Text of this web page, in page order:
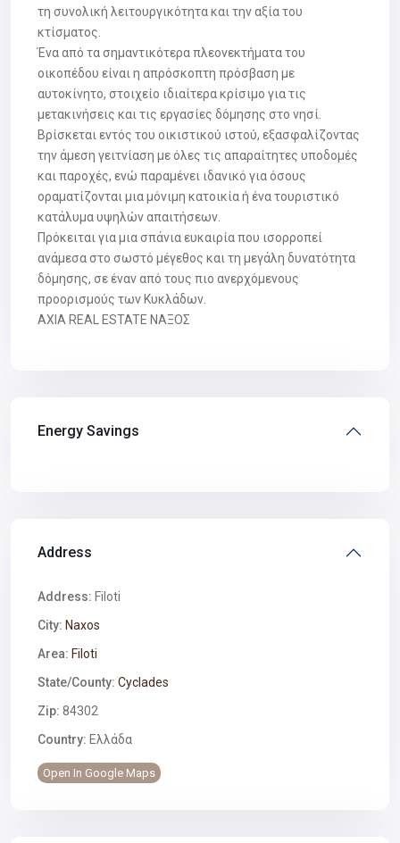
τη συνολική λειτουργικότητα και την αξία του
κτίσματος.
Ένα από τα σημαντικότερα πλεονεκτήματα του
οικοπέδου είναι η απρόσκοπτη πρόσβαση με
αυτοκίνητο, στοιχείο ιδιαίτερα κρίσιμο για τις
μετακινήσεις και τις εργασίες δόμησης στο νησί.
Βρίσκεται εντός του οικιστικού ιστού, εξασφαλίζοντας
την άμεση γειτνίαση με όλες τις απαραίτητες υποδομές
και παροχές, ενώ παραμένει ιδανικό για όσους
οραματίζονται μια μόνιμη κατοικία ή ένα τουριστικό
κατάλυμα υψηλών απαιτήσεων.
Πρόκειται για μια σπάνια ευκαιρία που ισορροπεί
ανάμεσα στο σωστό μέγεθος και τη μεγάλη δυνατότητα
δόμησης, σε έναν από τους πιο ανερχόμενους
προορισμούς των Κυκλάδων.
AXIA REAL ESTATE ΝΑΞΟΣ
Energy Savings
Address
Address: Filoti
City: Naxos
Area: Filoti
State/County: Cyclades
Zip: 84302
Country: Ελλάδα
Open In Google Maps